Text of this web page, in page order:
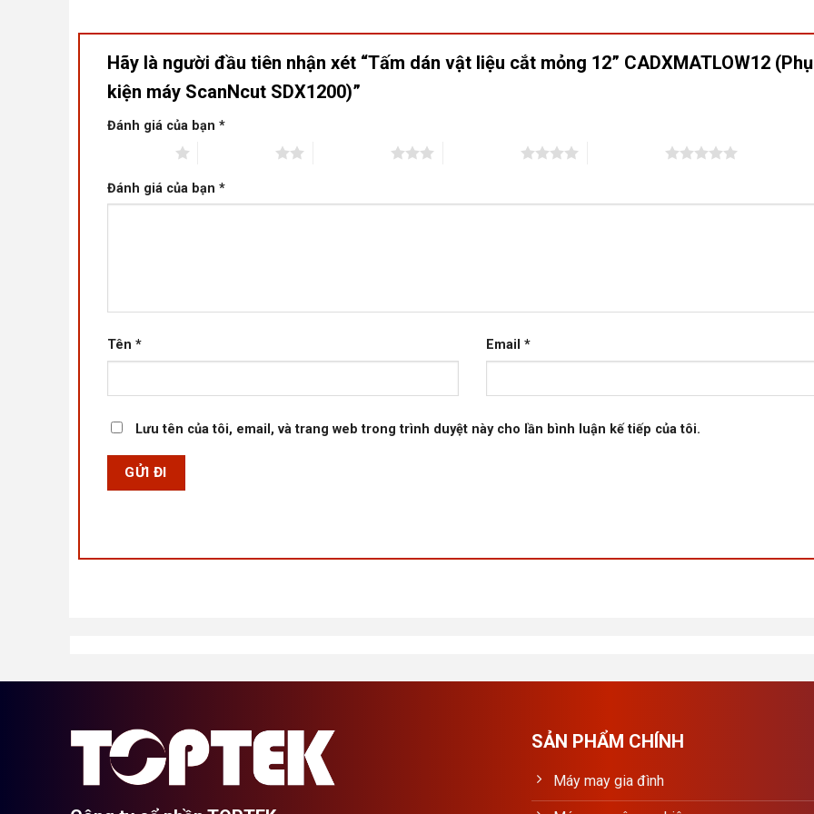
Hãy là người đầu tiên nhận xét “Tấm dán vật liệu cắt mỏng 12” CADXMATLOW12 (Phụ
kiện máy ScanNcut SDX1200)”
Đánh giá của bạn *
Đánh giá của bạn *
Tên * Email*
Lưu tên của tôi, email, và trang web trong trình duyệt này cho lần bình luận kế tiếp của tôi.
SẢN PHẨM CHÍNH
Máy may gia đình